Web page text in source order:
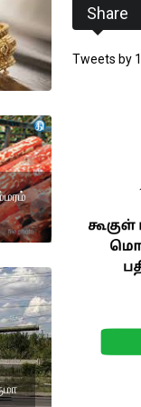
Share
Tweets by